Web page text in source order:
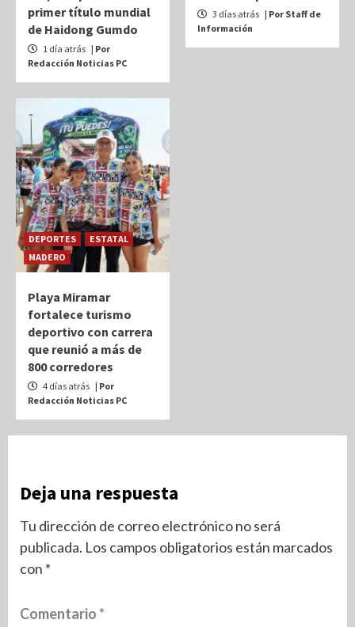
primer título mundial
de Haidong Gumdo
1 día atrás | Por
Redacción Noticias PC
3 días atrás | Por Staff de
Información
DEPORTES
ESTATAL
MADERO
Playa Miramar
fortalece turismo
deportivo con carrera
que reunió a más de
800 corredores
4 días atrás | Por
Redacción Noticias PC
Deja una respuesta
Tu dirección de correo electrónico no será
publicada. Los campos obligatorios están marcados
con *
Comentario*